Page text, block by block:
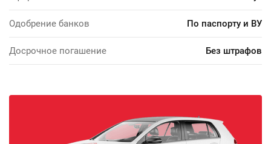
Одобрение банков По паспорту и ВУ
Досрочное погашение Без штрафов